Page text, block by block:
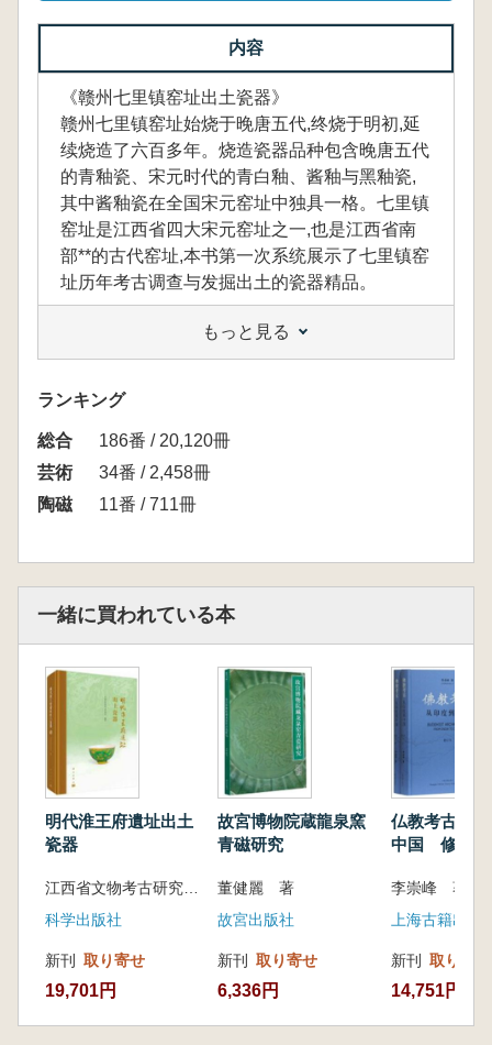
内容
《赣州七里镇窑址出土瓷器》
赣州七里镇窑址始烧于晚唐五代,终烧于明初,延
续烧造了六百多年。烧造瓷器品种包含晚唐五代
的青釉瓷、宋元时代的青白釉、酱釉与黑釉瓷,
其中酱釉瓷在全国宋元窑址中独具一格。七里镇
窑址是江西省四大宋元窑址之一,也是江西省南
部**的古代窑址,本书第一次系统展示了七里镇窑
址历年考古调查与发掘出土的瓷器精品。
もっと見る
ランキング
総合
186番 / 20,120冊
芸術
34番 / 2,458冊
陶磁
11番 / 711冊
一緒に買われている本
明代淮王府遺址出土
瓷器
江西省文物考古研究院 編著
科学出版社
新刊 取り寄せ
19,701円
故宮博物院蔵龍泉窯
青磁研究
董健麗 著
故宮出版社
新刊 取り寄せ
6,336円
仏教考古 従
中国 修訂
李崇峰 著
上海古籍出版
新刊 取り寄せ
14,751円